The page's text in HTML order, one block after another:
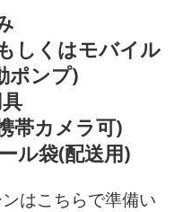
しくはモバイル
ポンプ)
帯カメラ可)
ル袋(配送用)
はこちらで準備い